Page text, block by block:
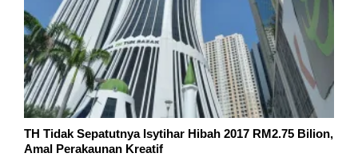
TH Tidak Sepatutnya Isytihar Hibah 2017 RM2.75 Bilion,
Amal Perakaunan Kreatif